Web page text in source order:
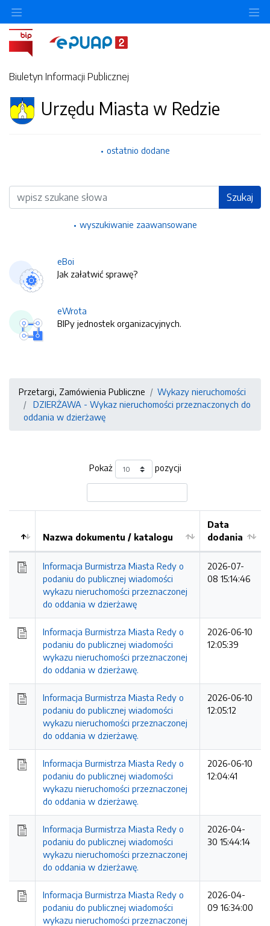
Biuletyn Informacji Publicznej
Urzędu Miasta w Redzie
ostatnio dodane
Wyszukiwarka Szukaj
wyszukiwanie zaawansowane
eBoi
Jak załatwić sprawę?
eWrota
BIPy jednostek organizacyjnych.
Przetargi, Zamówienia Publiczne
Wykazy nieruchomości
DZIERŻAWA - Wykaz nieruchomości przeznaczonych do
oddania w dzierżawę
Pokaż pozycji
Kolejność
Nazwa dokumentu / katalogu
Data
dodania
Informacja Burmistrza Miasta Redy o
podaniu do publicznej wiadomości
wykazu nieruchomości przeznaczonej
do oddania w dzierżawę
2026-07-
08 15:14:46
Informacja Burmistrza Miasta Redy o
podaniu do publicznej wiadomości
wykazu nieruchomości przeznaczonej
do oddania w dzierżawę.
2026-06-10
12:05:39
Informacja Burmistrza Miasta Redy o
podaniu do publicznej wiadomości
wykazu nieruchomości przeznaczonej
do oddania w dzierżawę.
2026-06-10
12:05:12
Informacja Burmistrza Miasta Redy o
podaniu do publicznej wiadomości
wykazu nieruchomości przeznaczonej
do oddania w dzierżawę.
2026-06-10
12:04:41
Informacja Burmistrza Miasta Redy o
podaniu do publicznej wiadomości
wykazu nieruchomości przeznaczonej
do oddania w dzierżawę.
2026-04-
30 15:44:14
Informacja Burmistrza Miasta Redy o
podaniu do publicznej wiadomości
wykazu nieruchomości przeznaczonej
2026-04-
09 16:34:00